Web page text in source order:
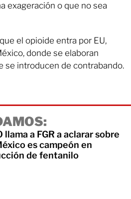
exageración o que no sea
el opioide entra por EU,
donde se elaboran
se introducen de contrabando.
llama a FGR a aclarar sobre
es campeón en
de fentanilo